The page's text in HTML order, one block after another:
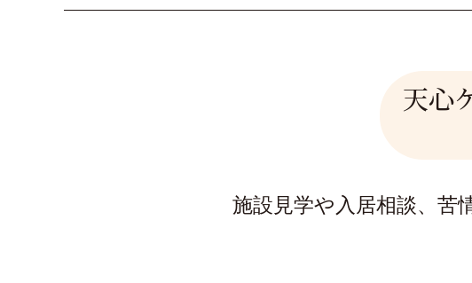
天心
施設見学や入居相談、苦